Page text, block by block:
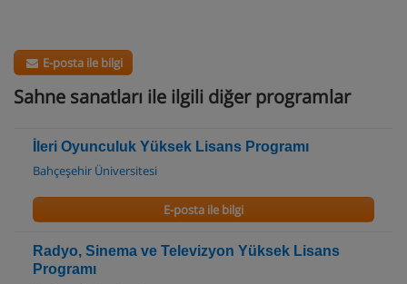
E-posta ile bilgi
Sahne sanatları ile ilgili diğer programlar
İleri Oyunculuk Yüksek Lisans Programı
Bahçeşehir Üniversitesi
E-posta ile bilgi
Radyo, Sinema ve Televizyon Yüksek Lisans
Programı